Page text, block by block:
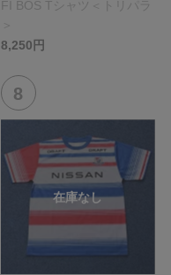
FI BOS Tシャツ＜トリパラ
8,250円